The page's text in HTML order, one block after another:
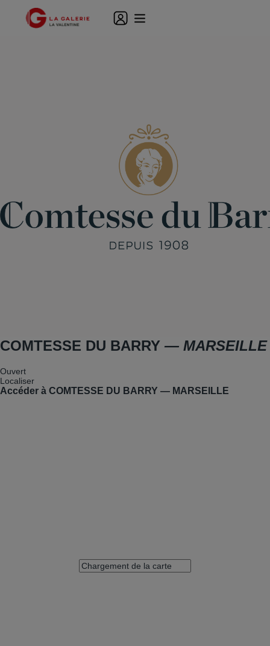
COMTESSE DU BARRY — MARSEILLE
Ouvert
Localiser
Accéder à COMTESSE DU BARRY — MARSEILLE